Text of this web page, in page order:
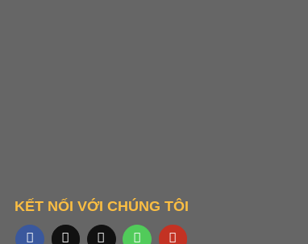
KẾT NỐI VỚI CHÚNG TÔI